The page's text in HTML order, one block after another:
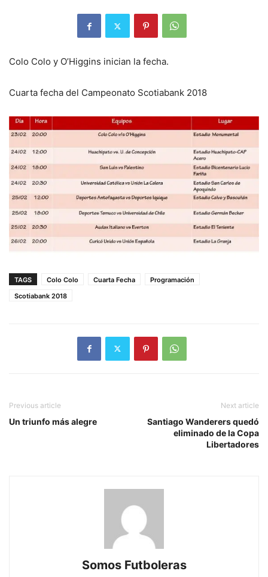
Colo Colo y O’Higgins inician la fecha.
Cuarta fecha del Campeonato Scotiabank 2018
TAGS Colo Colo Cuarta Fecha
Programación
Scotiabank 2018
Previous article
Un triunfo más alegre
Next article
Santiago Wanderers quedó
eliminado de la Copa
Libertadores
Somos Futboleras